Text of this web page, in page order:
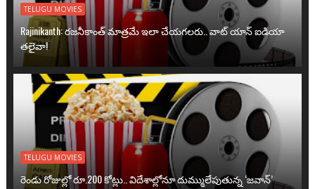
TELUGU MOVIES
Rajinikanth: రజనీకాంత్ మాత్రమే ఇలా చేయగలరు.. వాట్ యాన్ ఐడియా
తలైవా!
TELUGU MOVIES
రెండు రోజుల్లో రూ.200 కోట్లు.. విదేశాల్లోనూ దుమ్ములేపుతున్న ‘జవాన్’